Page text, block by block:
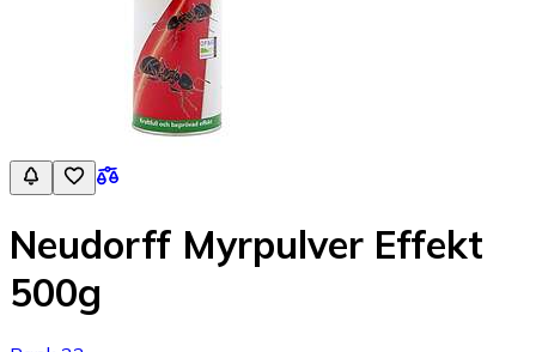
Neudorff Myrpulver Effekt
500g